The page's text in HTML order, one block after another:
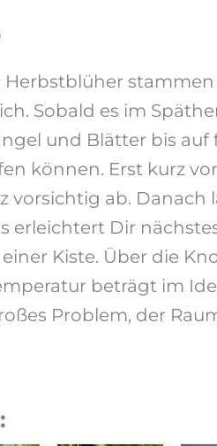
Sobald es im
und Blätter bis
können. Erst kurz
vorsichtig ab. Danach
erleichtert Dir
Kiste. Über die
beträgt im
Problem, der